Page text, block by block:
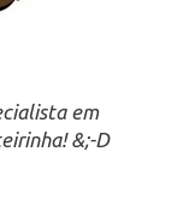
em
&;-D